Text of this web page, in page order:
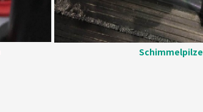
Schimmelpilze